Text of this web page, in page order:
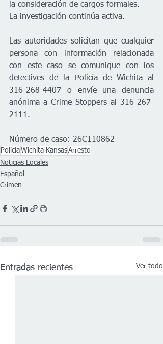
la consideración de cargos formales.
La investigación continúa activa.
Las autoridades solicitan que cualquier
persona con información relacionada
con este caso se comunique con los
detectives de la Policía de Wichita al
316-268-4407 o envíe una denuncia
anónima a Crime Stoppers al 316-267-
2111.
Número de caso: 26C110862
PolicíaWichita KansasArresto
Noticias Locales
Español
Crimen
Entradas recientes Ver todo